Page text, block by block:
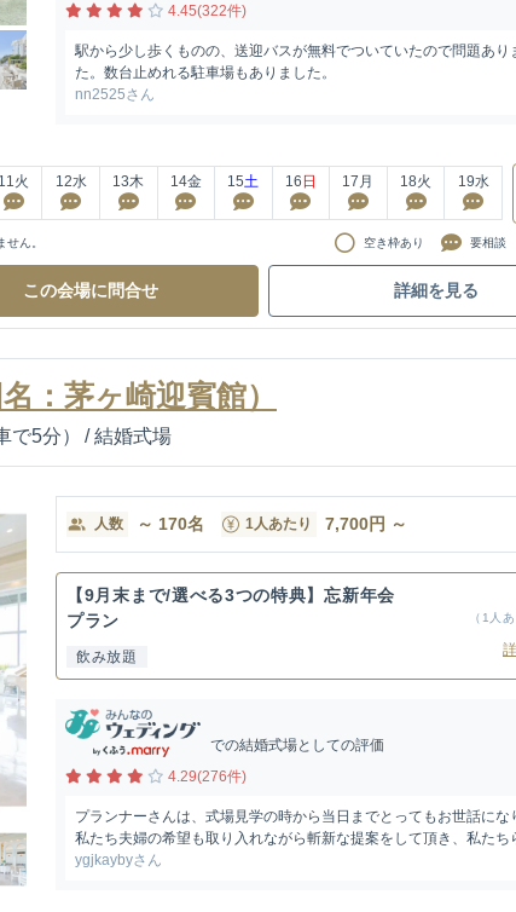
4.45(322件)
駅から少し歩くものの、送迎バスが無料でついていたので問題あり
た。数台止めれる駐車場もありました。
nn2525さん
11火 12水 13木 14金 15土 16 日 17 月 18火 19水
ん。 空き枠あり 要相談
この会場に問合せ 詳細を見る
：茅ヶ崎迎賓館）
5分） / 結婚式場
人数 ～ 170名 1人あたり 7,700円 ～
【9月末まで/選べる3つの特典】忘新年会
プラン
飲み放題
（1人
での結婚式場としての評価
4.29(276件)
プランナーさんは、式場見学の時から当日までとってもお世話にな
私たち夫婦の希望も取り入れながら斬新な提案をして頂き、私たち
ygjkaybyさん